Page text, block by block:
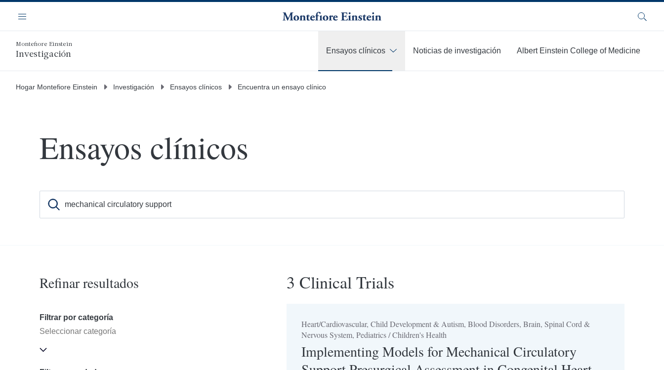
contenido
principal
Navegación
Menú Buscar
Montefiore Einstein
Investigación Ensayos clínicos Noticias de investigación Albert Einstein College of Medicine
Hogar Montefiore Einstein Investigación Ensayos clínicos Encuentra un ensayo clínico
Ensayos clínicos
Refinar resultados
Filtrar por categoría
Seleccionar categoría
3 Clinical Trials
Heart/Cardiovascular, Child Development & Autism, Blood Disorders, Brain, Spinal Cord &
Nervous System, Pediatrics / Children's Health
Implementing Models for Mechanical Circulatory